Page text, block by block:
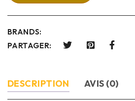
BRANDS:
PARTAGER:
DESCRIPTION AVIS (0)